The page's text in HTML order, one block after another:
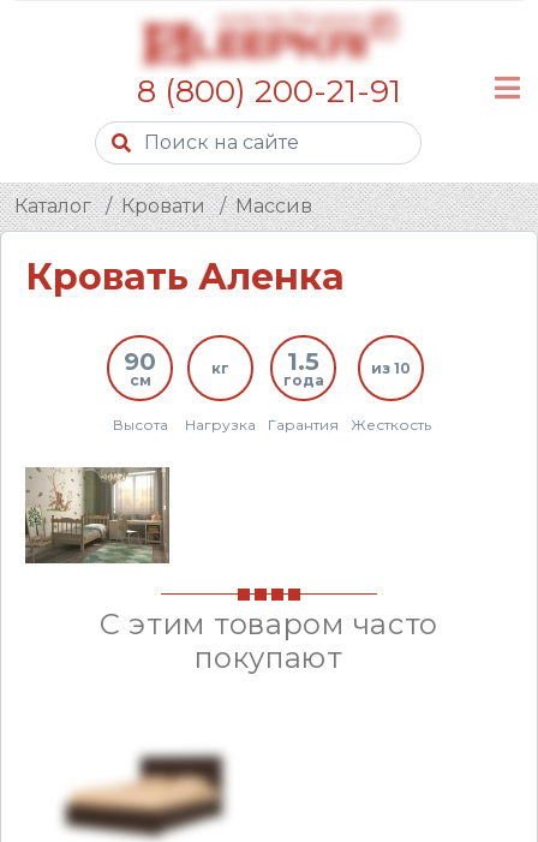
8 (800) 200-21-91
Каталог Кровати Массив
Кровать Аленка
90
см
Высота
кг
Нагрузка
1.5
года
Гарантия
из 10
Жесткость
С этим товаром часто
покупают